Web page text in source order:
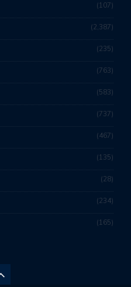
107
2,387
235
763
583
737
467
135
28
234
165